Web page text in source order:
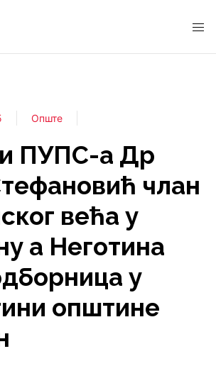
Опште
ПУПС-а Др
члан
већа у
а Неготина
у
општине